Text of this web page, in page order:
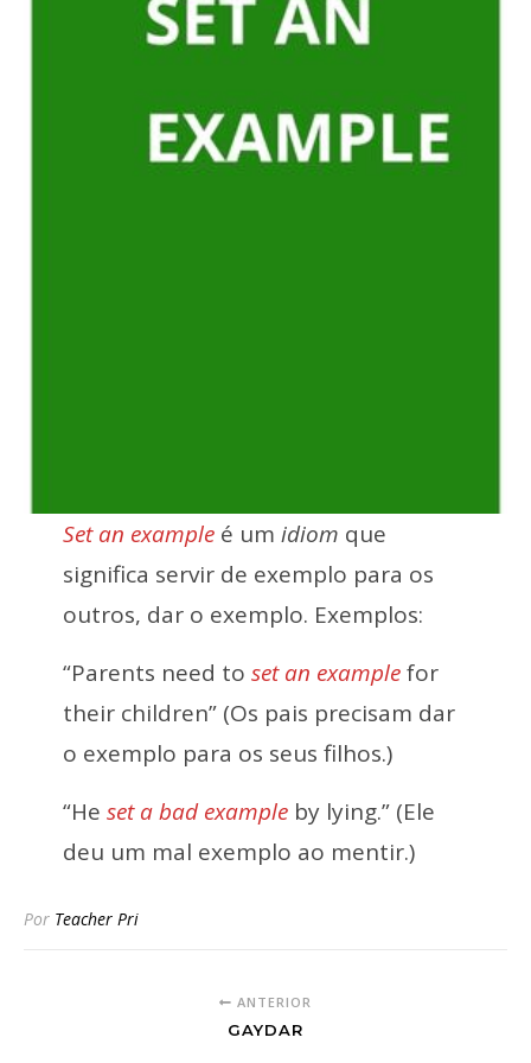
Set an exampleé um idiom que
significa servir de exemplo para os
outros, dar o exemplo. Exemplos:
“Parents need to set an examplefor
their children” (Os pais precisam dar
o exemplo para os seus filhos.)
“He set a bad exampleby lying.” (Ele
deu um mal exemplo ao mentir.)
Por Teacher Pri
ANTERIOR
GAYDAR